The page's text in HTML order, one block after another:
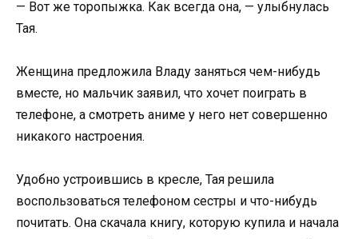
— Вот же торопыжка. Как всегда она, — улыбнулась
Тая.
Женщина предложила Владу заняться чем-нибудь
вместе, но мальчик заявил, что хочет поиграть в
телефоне, а смотреть аниме у него нет совершенно
никакого настроения.
Удобно устроившись в кресле, Тая решила
воспользоваться телефоном сестры и что-нибудь
почитать. Она скачала книгу, которую купила и начала